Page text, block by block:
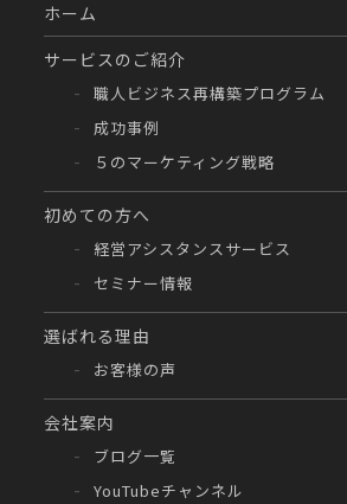
ホーム
サービスのご紹介
職人ビジネス再構築プログラム
成功事例
５のマーケティング戦略
初めての方へ
経営アシスタンスサービス
セミナー情報
選ばれる理由
お客様の声
会社案内
ブログ一覧
YouTubeチャンネル